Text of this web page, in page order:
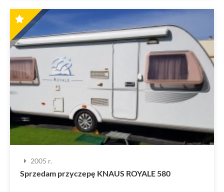
2005 r.
Sprzedam przyczepę KNAUS ROYALE 580